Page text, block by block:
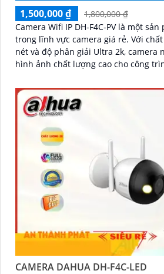
1,500,000 ₫
1,800,000 ₫
Camera Wifi IP DH-F4C-PV là một
trong lĩnh vực camera giá rẻ. Với chất lượng hình ảnh sắc
nét và độ phân giải Ultra 2k, camera
hình ảnh chất lượng cao cho công
CAMERA DAHUA DH-F4C-LED